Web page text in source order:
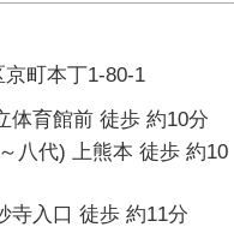
町本丁1-80-1
体育館前 徒歩 約10分
八代) 上熊本 徒歩 約10
寺入口 徒歩 約11分